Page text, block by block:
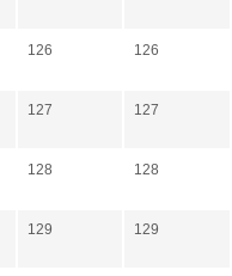
126 126
127 127
128 128
129 129